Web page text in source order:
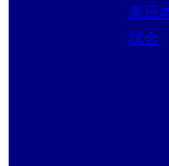
東日
試合